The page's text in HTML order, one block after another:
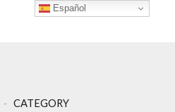
CATEGORY
Español